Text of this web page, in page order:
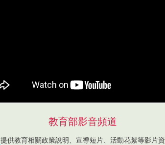
教育部影音頻道
提供教育相關政策說明、宣導短片、活動花絮等影片資